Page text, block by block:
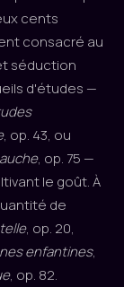
cents
consacré au
séduction
d'études —
, op. 43, ou
, op. 75 —
le goût. À
de
, op. 20,
enfantines,
, op. 82.